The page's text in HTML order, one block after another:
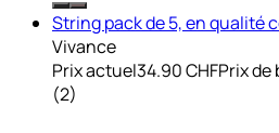
String pack de 5, en qualité
Vivance
Prix actuel34.90 CHFPrix de
(2)